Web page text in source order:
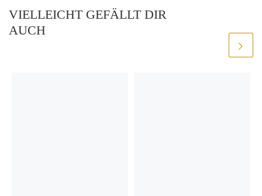
VIELLEICHT GEFÄLLT DIR
AUCH